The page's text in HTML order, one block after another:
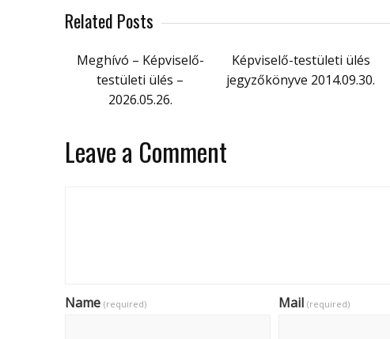
Related Posts
Meghívó – Képviselő-
testületi ülés –
2026.05.26.
Képviselő-testületi ülés
jegyzőkönyve 2014.09.30.
Leave a Comment
Name (required) Mail (required)